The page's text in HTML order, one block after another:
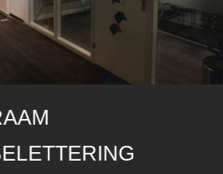
BINNENRECLAME
juni 8th, 2020 | 0 Reacties